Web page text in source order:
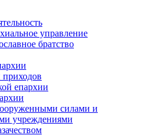
управление
братство
епархии
силами и
учреждениями